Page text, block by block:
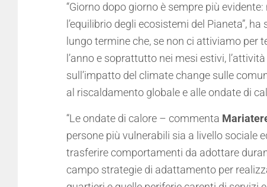
“Giorno dopo giorno è sempre più
l’equilibrio degli ecosistemi del Pianeta”,
lungo termine che, se non ci attiviamo
l’anno e soprattutto nei mesi estivi,
sull’impatto del climate change sulle
al riscaldamento globale e alle ondate di
“Le ondate di calore – commenta
persone più vulnerabili sia a livello sociale
trasferire comportamenti da adottare
campo strategie di adattamento per